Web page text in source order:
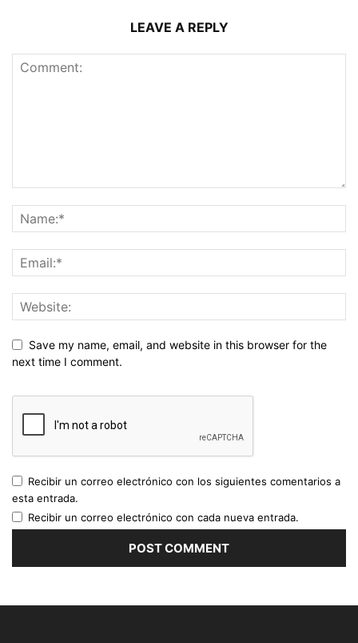
LEAVE A REPLY
Save my name, email, and website in this browser for the
next time I comment.
Recibir un correo electrónico con los siguientes comentarios a
esta entrada.
Recibir un correo electrónico con cada nueva entrada.